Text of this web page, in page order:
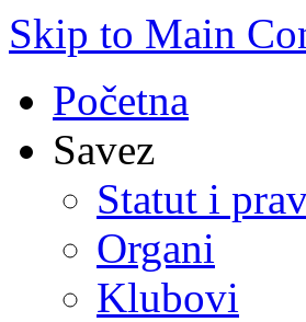
Skip to Main
Početna
Savez
Statut i
Organi
Klubovi